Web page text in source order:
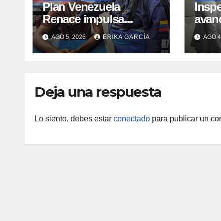
​Plan Venezuela
Renace impulsa
atención integral a
refugiados y
evaluación de
AGO 5, 2026 ERIKA GARCÍA AGO
Deja una respuesta
Lo siento, debes estar conectado para publicar un